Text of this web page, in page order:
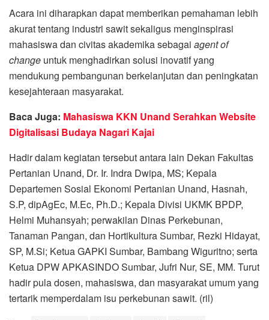
Acara ini diharapkan dapat memberikan pemahaman lebih
akurat tentang industri sawit sekaligus menginspirasi
mahasiswa dan civitas akademika sebagai agent of
change untuk menghadirkan solusi inovatif yang
mendukung pembangunan berkelanjutan dan peningkatan
kesejahteraan masyarakat.
Baca Juga: Mahasiswa KKN Unand Serahkan Website
Digitalisasi Budaya Nagari Kajai
Hadir dalam kegiatan tersebut antara lain Dekan Fakultas
Pertanian Unand, Dr. Ir. Indra Dwipa, MS; Kepala
Departemen Sosial Ekonomi Pertanian Unand, Hasnah,
S.P, dipAgEc, M.Ec, Ph.D.; Kepala Divisi UKMK BPDP,
Helmi Muhansyah; perwakilan Dinas Perkebunan,
Tanaman Pangan, dan Hortikultura Sumbar, Rezki Hidayat,
SP, M.Si; Ketua GAPKI Sumbar, Bambang Wiguritno; serta
Ketua DPW APKASINDO Sumbar, Jufri Nur, SE, MM. Turut
hadir pula dosen, mahasiswa, dan masyarakat umum yang
tertarik memperdalam isu perkebunan sawit. (ril)